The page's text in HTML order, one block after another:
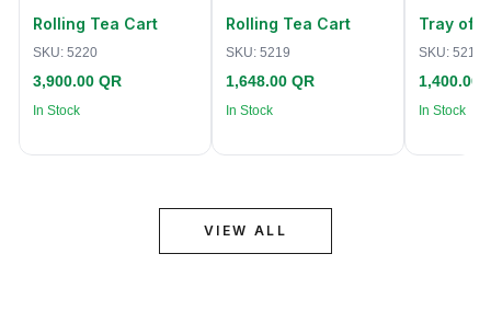
Rolling Tea Cart
SKU: 5220
3,900.00 QR
In Stock
Rolling Tea Cart
SKU: 5219
1,648.00 QR
In Stock
Tray of
SKU: 5218
1,400.00
In Stock
VIEW ALL